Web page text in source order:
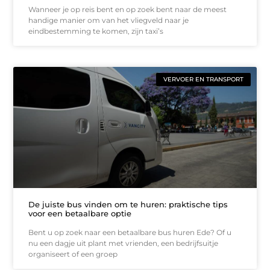
Wanneer je op reis bent en op zoek bent naar de meest
handige manier om van het vliegveld naar je
eindbestemming te komen, zijn taxi’s
VERVOER EN TRANSPORT
De juiste bus vinden om te huren: praktische tips
voor een betaalbare optie
Bent u op zoek naar een betaalbare bus huren Ede? Of u
nu een dagje uit plant met vrienden, een bedrijfsuitje
organiseert of een groep